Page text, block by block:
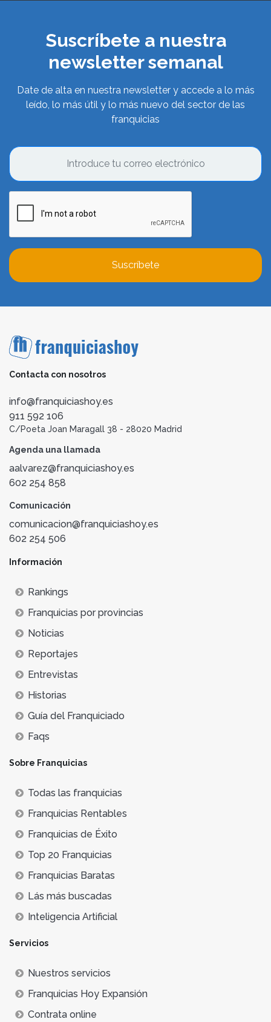
Suscríbete a nuestra
newsletter semanal
Date de alta en nuestra newsletter y accede a lo más
leído, lo más útil y lo más nuevo del sector de las
franquicias
Suscríbete
Contacta con nosotros
info@franquiciashoy.es
911 592 106
C/Poeta Joan Maragall 38 - 28020 Madrid
Agenda una llamada
aalvarez@franquiciashoy.es
602 254 858
Comunicación
comunicacion@franquiciashoy.es
602 254 506
Información
Rankings
Franquicias por provincias
Noticias
Reportajes
Entrevistas
Historias
Guía del Franquiciado
Faqs
Sobre Franquicias
Todas las franquicias
Franquicias Rentables
Franquicias de Éxito
Top 20 Franquicias
Franquicias Baratas
Lás más buscadas
Inteligencia Artificial
Servicios
Nuestros servicios
Franquicias Hoy Expansión
Contrata online